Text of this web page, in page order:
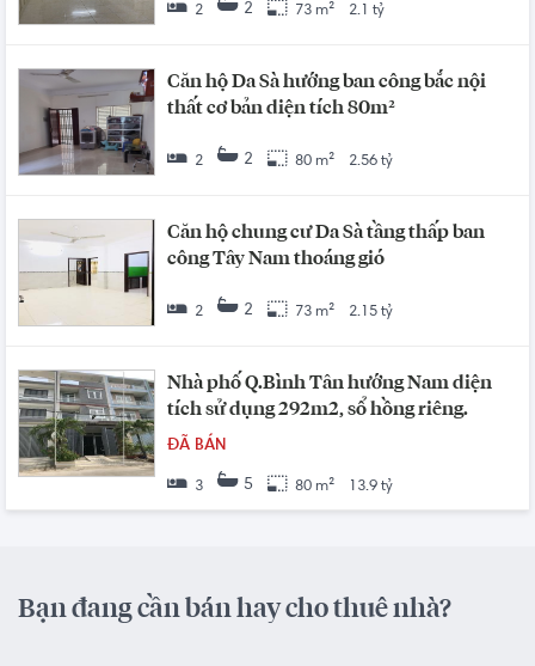
2 2 73 m² 2.1 tỷ
Căn hộ Da Sà hướng ban công bắc nội
thất cơ bản diện tích 80m²
2 2 80 m² 2.56 tỷ
Căn hộ chung cư Da Sà tầng thấp ban
công Tây Nam thoáng gió
2 2 73 m² 2.15 tỷ
Nhà phố Q.Bình Tân hướng Nam diện
tích sử dụng 292m2, sổ hồng riêng.
ĐÃ BÁN
3 5 80 m² 13.9 tỷ
Bạn đang cần bán hay cho thuê nhà?